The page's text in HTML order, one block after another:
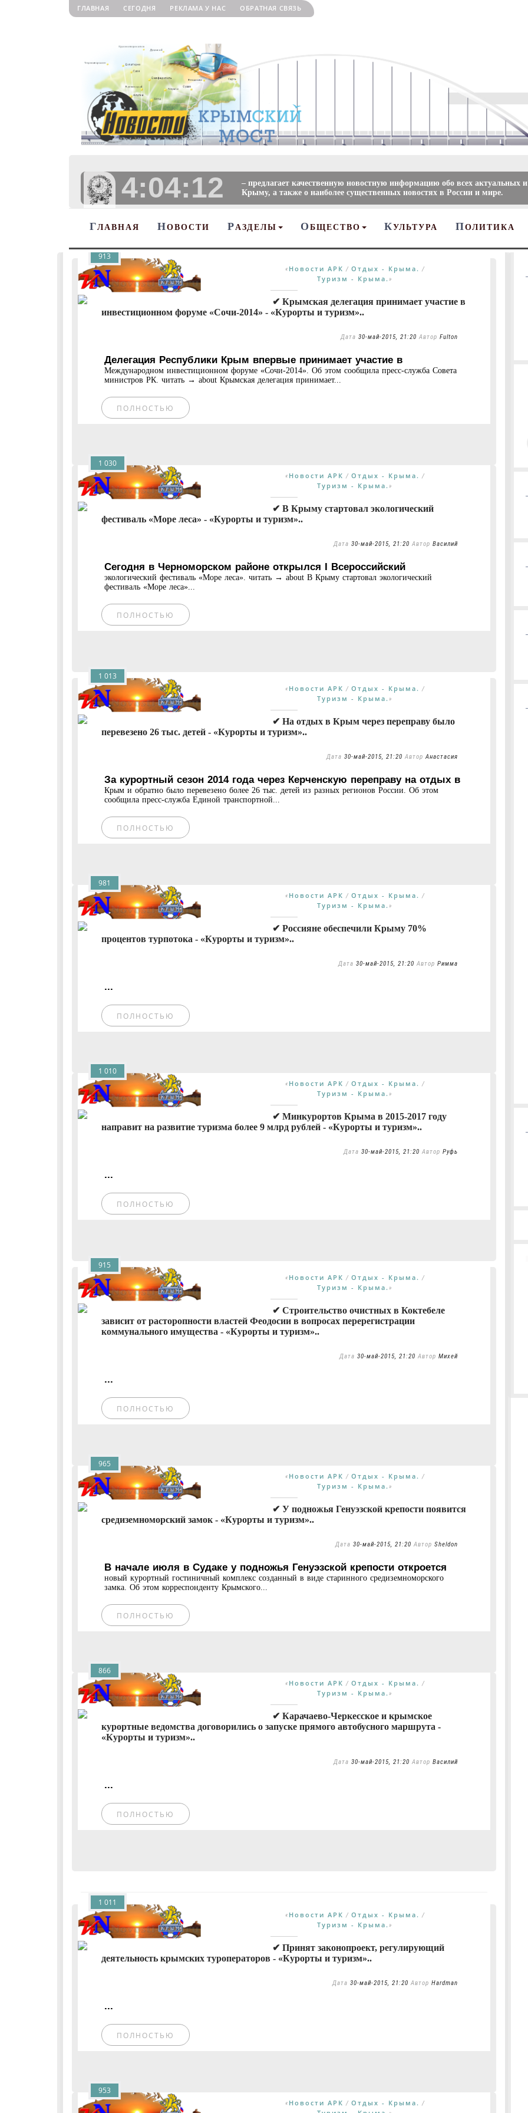
ГЛАВНАЯ СЕГОДНЯ РЕКЛАМА У НАС ОБРАТНАЯ СВЯЗЬ
4:04:13
– предлагает качественную новостную информацию обо всех актуальных
Крыму, а также о наиболее существенных новостях в России и мире.
ГЛАВНАЯ НОВОСТИ Р АЗДЕЛЫ О БЩЕСТВО КУЛЬТУРА ПОЛИТИКА
« Новости АРК / Отдых - Крыма. /
Туризм - Крыма. »
✔ Крымская делегация принимает участие в
инвестиционном форуме «Сочи-2014» - «Курорты и туризм»..
Дата 30-май-2015, 21:20 Автор Fulton
Делегация Республики Крым впервые принимает участие в
Международном инвестиционном форуме «Сочи-2014». Об этом сообщила пресс-служба Совета
министров РК. читать → about Крымская делегация принимает...
ПОЛНОСТЬЮ
913
« Новости АРК / Отдых - Крыма. /
Туризм - Крыма. »
✔ В Крыму стартовал экологический
фестиваль «Море леса» - «Курорты и туризм»..
Дата 30-май-2015, 21:20 Автор Василий
Сегодня в Черноморском районе открылся I Всероссийский
экологический фестиваль «Море леса». читать → about В Крыму стартовал экологический
фестиваль «Море леса»...
ПОЛНОСТЬЮ
1 030
« Новости АРК / Отдых - Крыма. /
Туризм - Крыма. »
✔ На отдых в Крым через переправу было
перевезено 26 тыс. детей - «Курорты и туризм»..
Дата 30-май-2015, 21:20 АвторАнастасия
За курортный сезон 2014 года через Керченскую переправу на отдых в
Крым и обратно было перевезено более 26 тыс. детей из разных регионов России. Об этом
сообщила пресс-служба Единой транспортной...
ПОЛНОСТЬЮ
1 013
« Новости АРК / Отдых - Крыма. /
Туризм - Крыма. »
✔ Россияне обеспечили Крыму 70%
процентов турпотока - «Курорты и туризм»..
Дата 30-май-2015, 21:20 Автор Римма
...
ПОЛНОСТЬЮ
981
« Новости АРК / Отдых - Крыма. /
Туризм - Крыма. »
✔ Минкурортов Крыма в 2015-2017 году
направит на развитие туризма более 9 млрд рублей - «Курорты и туризм»..
Дата 30-май-2015, 21:20 Автор Руфь
...
ПОЛНОСТЬЮ
1 010
« Новости АРК / Отдых - Крыма. /
Туризм - Крыма. »
✔ Строительство очистных в Коктебеле
зависит от расторопности властей Феодосии в вопросах перерегистрации
коммунального имущества - «Курорты и туризм»..
Дата 30-май-2015, 21:20 Автор Михей
...
ПОЛНОСТЬЮ
915
« Новости АРК / Отдых - Крыма. /
Туризм - Крыма. »
✔ У подножья Генуэзской крепости появится
средиземноморский замок - «Курорты и туризм»..
Дата 30-май-2015, 21:20 Автор Sheldon
В начале июля в Судаке у подножья Генуэзской крепости откроется
новый курортный гостиничный комплекс созданный в виде старинного средиземноморского
замка. Об этом корреспонденту Крымского...
ПОЛНОСТЬЮ
965
« Новости АРК / Отдых - Крыма. /
Туризм - Крыма. »
✔ Карачаево-Черкесское и крымское
курортные ведомства договорились о запуске прямого автобусного маршрута -
«Курорты и туризм»..
Дата 30-май-2015, 21:20 Автор Василий
...
ПОЛНОСТЬЮ
866
« Новости АРК / Отдых - Крыма. /
Туризм - Крыма. »
✔ Принят законопроект, регулирующий
деятельность крымских туроператоров - «Курорты и туризм»..
Дата 30-май-2015, 21:20 Автор Hardman
...
ПОЛНОСТЬЮ
1 011
« Новости АРК / Отдых - Крыма. /
953